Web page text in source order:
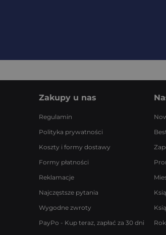
Zakupy u nas
Regulamin
Polityka prywatności
Koszty i formy dostawy
Formy płatności
Reklamacje
Najczęstsze pytania
Wygodne zwroty
PayPo - Kup teraz, zapłać za 30 dni